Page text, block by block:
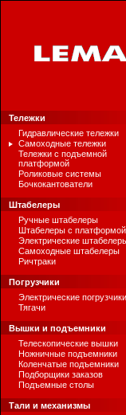
Тележки
Гидравлические тележки
Самоходные тележки
Тележки с подъемной
платформой
Роликовые системы
Бочкокантователи
Штабелеры
Ручные штабелеры
Штабелеры с платформой
Электрические
Самоходные штабелеры
Ричтраки
Погрузчики
Электрические погрузчики
Тягачи
Вышки и подъемники
Телескопические вышки
Ножничные подъемники
Коленчатые подъемники
Подборщики заказов
Подъемные столы
Тали и механизмы